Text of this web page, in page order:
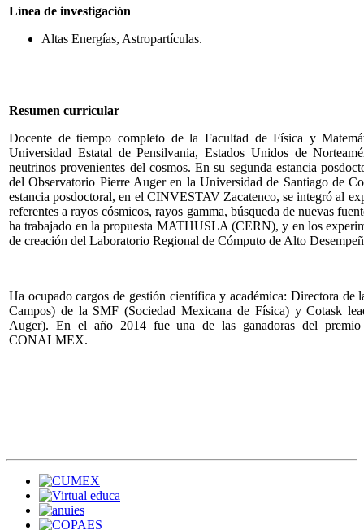
Línea de investigación
Altas Energías, Astropartículas.
Resumen curricular
Docente de tiempo completo de la Facultad de Física y
Universidad Estatal de Pensilvania, Estados Unidos de
neutrinos provenientes del cosmos. En su segunda estancia
del Observatorio Pierre Auger en la Universidad de Santiago de
estancia posdoctoral, en el CINVESTAV Zacatenco, se integró al
referentes a rayos cósmicos, rayos gamma, búsqueda de nuevas
ha trabajado en la propuesta MATHUSLA (CERN), y en los
de creación del Laboratorio Regional de Cómputo de Alto
Ha ocupado cargos de gestión científica y académica: Directora
Campos) de la SMF (Sociedad Mexicana de Física) y Cotask
Auger). En el año 2014 fue una de las ganadoras del
CONALMEX.